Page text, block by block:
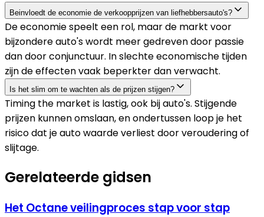
Beinvloedt de economie de verkoopprijzen van liefhebbersauto's?
De economie speelt een rol, maar de markt voor
bijzondere auto's wordt meer gedreven door passie
dan door conjunctuur. In slechte economische tijden
zijn de effecten vaak beperkter dan verwacht.
Is het slim om te wachten als de prijzen stijgen?
Timing the market is lastig, ook bij auto's. Stijgende
prijzen kunnen omslaan, en ondertussen loop je het
risico dat je auto waarde verliest door veroudering of
slijtage.
Gerelateerde gidsen
Het Octane veilingproces stap voor stap